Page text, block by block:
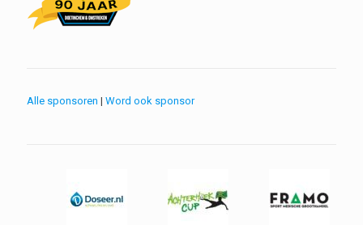
Alle sponsoren | Word ook sponsor